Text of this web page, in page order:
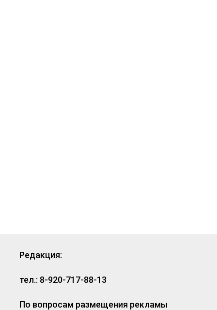
Редакция:
тел.: 8-920-717-88-13
По вопросам размещения рекламы